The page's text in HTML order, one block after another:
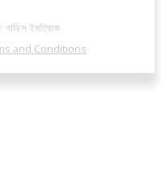
ইমতিয়াজ
and Conditions